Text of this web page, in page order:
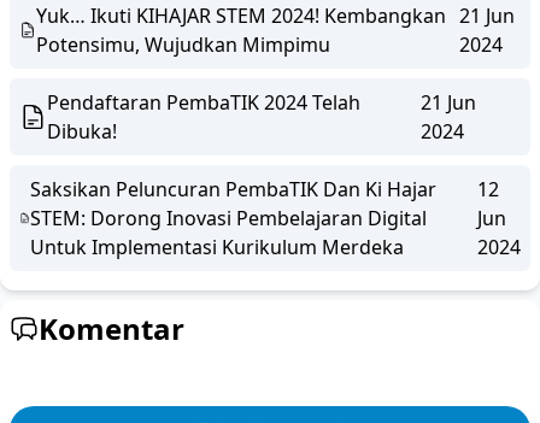
Yuk… Ikuti KIHAJAR STEM 2024! Kembangkan
Potensimu, Wujudkan Mimpimu
21 Jun
2024
Pendaftaran PembaTIK 2024 Telah
Dibuka!
21 Jun
2024
Saksikan Peluncuran PembaTIK Dan Ki Hajar
STEM: Dorong Inovasi Pembelajaran Digital
Untuk Implementasi Kurikulum Merdeka
12
Jun
2024
Komentar